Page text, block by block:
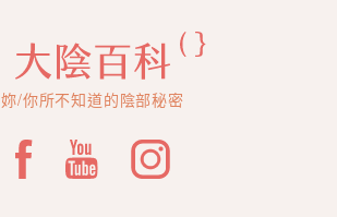
妳/你所不知道的陰部秘密